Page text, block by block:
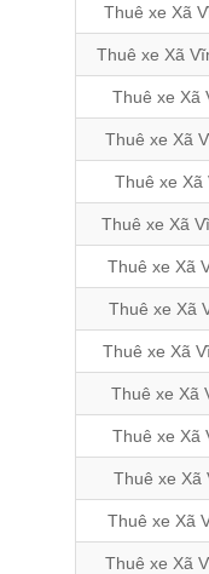
Thuê xe Xã
Thuê xe Xã
Thuê xe Xã
Thuê xe Xã
Thuê xe Xã
Thuê xe Xã
Thuê xe Xã
Thuê xe Xã
Thuê xe Xã
Thuê xe Xã
Thuê xe Xã
Thuê xe Xã
Thuê xe Xã
Thuê xe Xã